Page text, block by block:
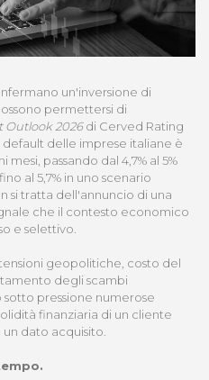
un'inversione di
permettersi di
Outlook 2026di Cerved Rating
delle imprese italiane è
passando dal 4,7% al 5%
al 5,7% in uno scenario
si tratta dell'annuncio di una
che il contesto economico
e selettivo.
geopolitiche, costo del
degli scambi
pressione numerose
finanziaria di un cliente
dato acquisito.